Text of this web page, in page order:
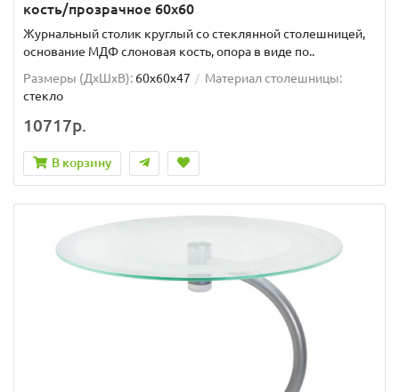
кость/прозрачное 60х60
Журнальный столик круглый со стеклянной столешницей,
основание МДФ слоновая кость, опора в виде по..
Размеры (ДхШxВ): 60х60х47
Материал столешницы:
стекло
10717р.
В корзину